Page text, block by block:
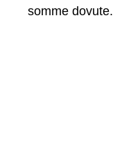
somme dovute.